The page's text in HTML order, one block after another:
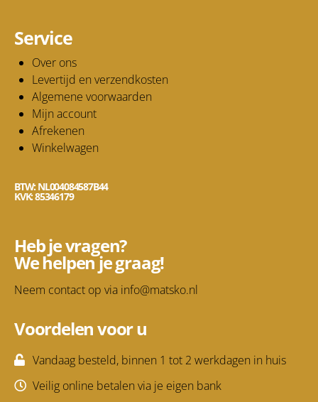
Service
Over ons
Levertijd en verzendkosten
Algemene voorwaarden
Mijn account
Afrekenen
Winkelwagen
BTW: NL004084587B44
KVK: 85346179
Heb je vragen?
We helpen je graag!
Neem contact op via info@matsko.nl
Voordelen voor u
Vandaag besteld, binnen 1 tot 2 werkdagen in huis
Veilig online betalen via je eigen bank